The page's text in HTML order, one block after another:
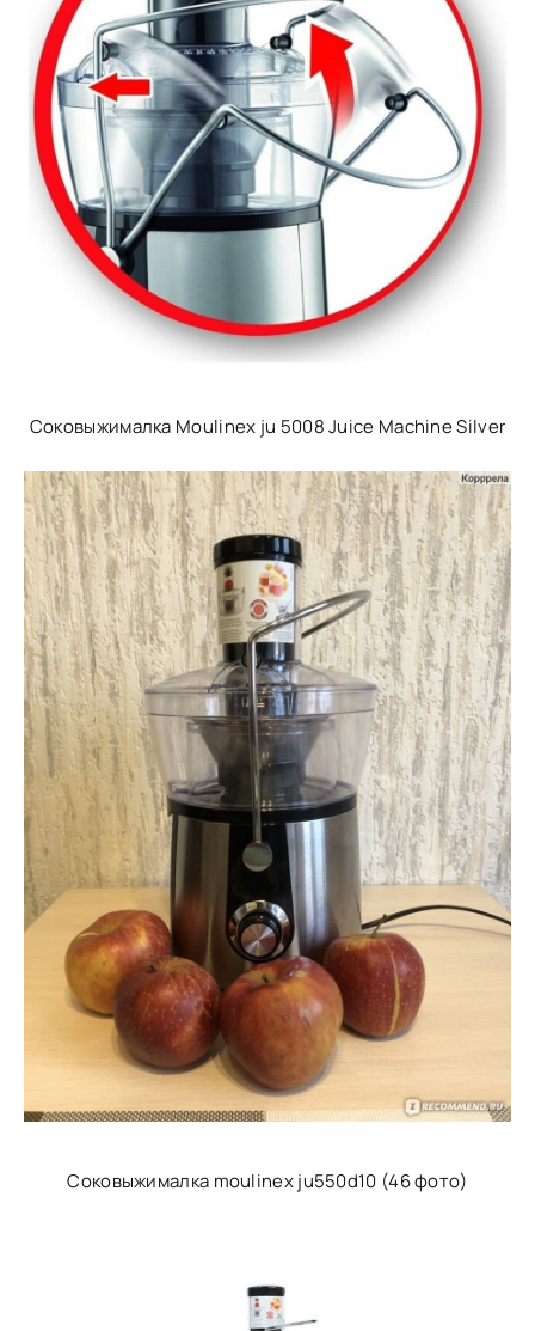
Соковыжималка Moulinex ju 5008 Juice Machine Silver
Соковыжималка moulinex ju550d10 (46 фото)